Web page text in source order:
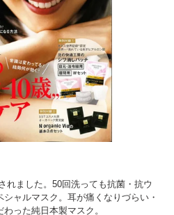
れました。50回洗っても抗菌・抗ウ
ャルマスク。耳が痛くなりづらい・
った純日本製マスク。